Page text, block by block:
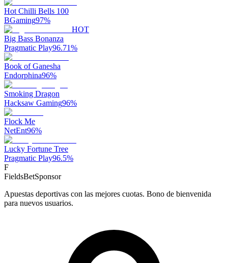
Hot Chilli Bells 100
BGaming97%
HOT
Big Bass Bonanza
Pragmatic Play96.71%
Book of Ganesha
Endorphina96%
Smoking Dragon
Hacksaw Gaming96%
Flock Me
NetEnt96%
Lucky Fortune Tree
Pragmatic Play96.5%
F
FieldsBetSponsor
Apuestas deportivas con las mejores cuotas. Bono de bienvenida
para nuevos usuarios.